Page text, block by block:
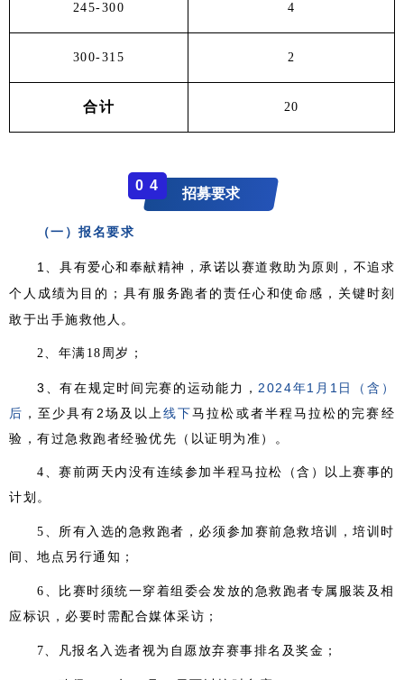
245-300 4
300-315 2
合计 20
0 4
招募要求
（一）报名要求
1、 具有爱心和奉献精神，承诺以赛道救助为原则，不追求
个人成绩为目的； 具有服务跑者的责任心和使命感，关键时刻
敢于出手施救他人。
2、年满18周岁；
3、有在规定时间完赛的运动能力，2024年1月1日（含）
后 ，至少具有2场及以上线下马拉松或者半程马拉松的完赛经
验，有过急救跑者经验优先（以证明为准）。
4、赛前两天内没有连续参加半程马拉松（含）以上赛事的
计划。
5、所有入选的急救跑者，必须参加赛前急救培训，培训时
间、地点另行通知；
6、比赛时须统一穿着组委会发放的急救跑者专属服装及相
应标识，必要时需配合媒体采访；
7、凡报名入选者视为自愿放弃赛事排名及奖金；